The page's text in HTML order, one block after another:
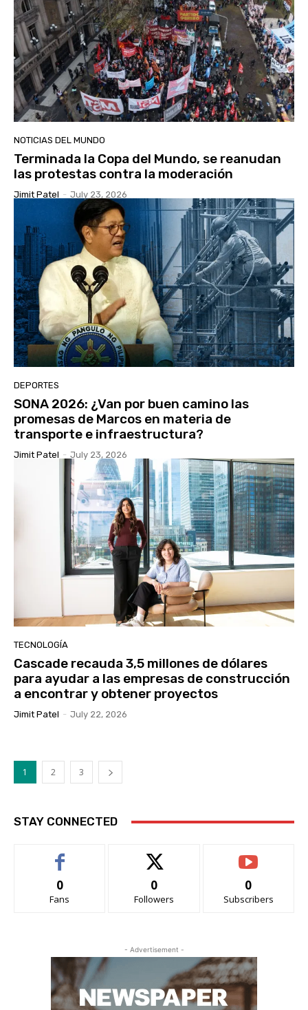
NOTICIAS DEL MUNDO
Terminada la Copa del Mundo, se reanudan
las protestas contra la moderación
Jimit Patel - July 23, 2026
DEPORTES
SONA 2026: ¿Van por buen camino las
promesas de Marcos en materia de
transporte e infraestructura?
Jimit Patel - July 23, 2026
TECNOLOGÍA
Cascade recauda 3,5 millones de dólares
para ayudar a las empresas de construcción
a encontrar y obtener proyectos
Jimit Patel - July 22, 2026
1 2 3
STAY CONNECTED
0
Fans
0
Followers
0
Subscribers
- Advertisement -